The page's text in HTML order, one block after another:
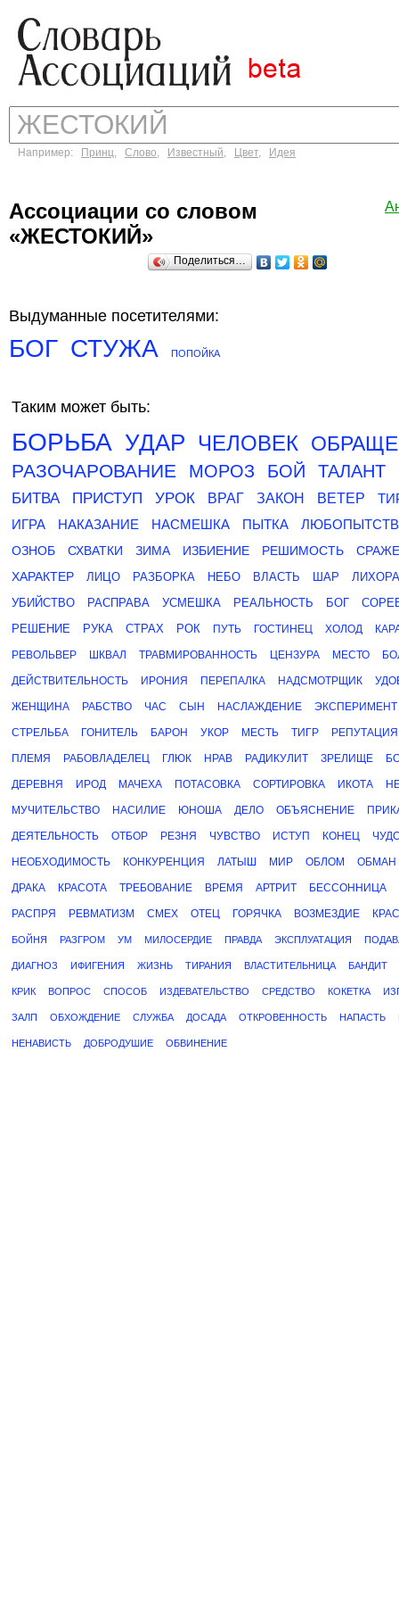
Например: Принц, Слово, Известный, Цвет, Идея
Ассоциации со словом
«ЖЕСТОКИЙ»
Поделиться…
Выдуманные посетителями:
БОГ СТУЖА ПОПОЙКА
Таким может быть:
БОРЬБА УДАР ЧЕЛОВЕК
РАЗОЧАРОВАНИЕ МОРОЗ БОЙ ТАЛАНТ
БИТВА ПРИСТУП УРОК ВРАГ ЗАКОН ВЕТЕР
ИГРА
НАКАЗАНИЕ НАСМЕШКА ПЫТКА
ОЗНОБ СХВАТКИ ЗИМА ИЗБИЕНИЕ РЕШИМОСТЬ
ХАРАКТЕР
ЛИЦО РАЗБОРКА НЕБО ВЛАСТЬ ШАР
УБИЙСТВО
РАСПРАВА УСМЕШКА РЕАЛЬНОСТЬ БОГ
РЕШЕНИЕ
РУКА СТРАХ РОК ПУТЬ ГОСТИНЕЦ ХОЛОД
РЕВОЛЬВЕР ШКВАЛ ТРАВМИРОВАННОСТЬ ЦЕНЗУРА МЕСТО
ДЕЙСТВИТЕЛЬНОСТЬ ИРОНИЯ ПЕРЕПАЛКА НАДСМОТРЩИК
ЖЕНЩИНА РАБСТВО ЧАС СЫН НАСЛАЖДЕНИЕ ЭКСПЕРИМЕНТ
СТРЕЛЬБА ГОНИТЕЛЬ БАРОН УКОР МЕСТЬ ТИГР РЕПУТАЦИЯ
ПЛЕМЯ РАБОВЛАДЕЛЕЦ ГЛЮК НРАВ РАДИКУЛИТ ЗРЕЛИЩЕ
ДЕРЕВНЯ ИРОД МАЧЕХА ПОТАСОВКА СОРТИРОВКА ИКОТА
МУЧИТЕЛЬСТВО НАСИЛИЕ ЮНОША ДЕЛО ОБЪЯСНЕНИЕ
ДЕЯТЕЛЬНОСТЬ ОТБОР РЕЗНЯ ЧУВСТВО ИСТУП КОНЕЦ
НЕОБХОДИМОСТЬ КОНКУРЕНЦИЯ ЛАТЫШ МИР ОБЛОМ ОБМАН
ДРАКА КРАСОТА ТРЕБОВАНИЕ ВРЕМЯ АРТРИТ БЕССОННИЦА
РАСПРЯ РЕВМАТИЗМ СМЕХ ОТЕЦ ГОРЯЧКА ВОЗМЕЗДИЕ
БОЙНЯ РАЗГРОМ УМ МИЛОСЕРДИЕ ПРАВДА ЭКСПЛУАТАЦИЯ
ДИАГНОЗ ИФИГЕНИЯ ЖИЗНЬ ТИРАНИЯ ВЛАСТИТЕЛЬНИЦА БАНДИТ
КРИК ВОПРОС СПОСОБ ИЗДЕВАТЕЛЬСТВО СРЕДСТВО КОКЕТКА
ЗАЛП ОБХОЖДЕНИЕ СЛУЖБА ДОСАДА ОТКРОВЕННОСТЬ НАПАСТЬ
НЕНАВИСТЬ ДОБРОДУШИЕ ОБВИНЕНИЕ